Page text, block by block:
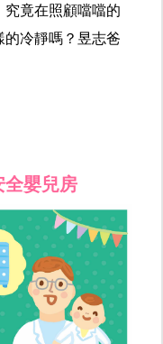
究竟在照顧噹噹的
冷靜嗎？昱志爸
嬰兒房